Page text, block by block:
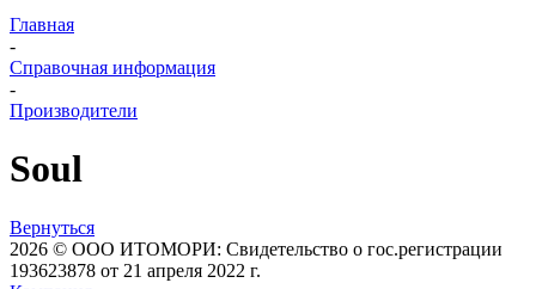
Главная
-
Справочная информация
-
Производители
Soul
Вернуться
2026 © ООО ИТОМОРИ: Свидетельство о гос.регистрации
193623878 от 21 апреля 2022 г.